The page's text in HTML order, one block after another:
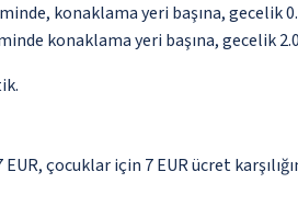
konaklama yeri başına, gecelik
konaklama yeri başına, gecelik
çocuklar için 7 EUR ücret